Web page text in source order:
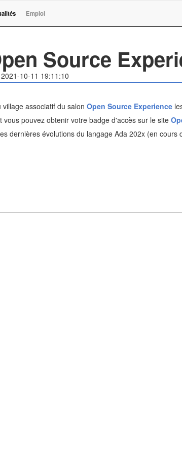
Emploi
Source
2021-10-11 19:11:10
village associatif du salonOpen Source Experience
vous pouvez obtenir votre badge d'accès sur le site
dernières évolutions du langage Ada 202x (en